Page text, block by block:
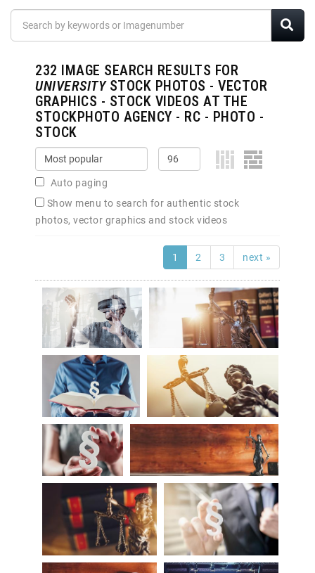
232 IMAGE SEARCH RESULTS FOR
UNIVERSITYSTOCK PHOTOS - VECTOR
GRAPHICS - STOCK VIDEOS AT THE
STOCKPHOTO AGENCY - RC - PHOTO -
STOCK
Auto paging
Show menu to search for authentic stock
photos, vector graphics and stock videos
1 2 3 next »